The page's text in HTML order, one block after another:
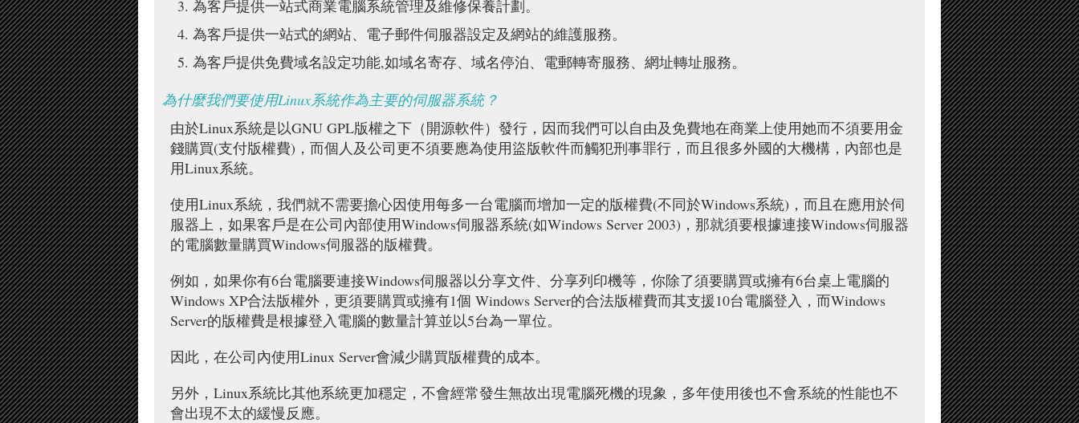
為客戶提供一站式商業電腦系統管理及維修保養計劃。
為客戶提供一站式的網站、電子郵件伺服器設定及網站的維護服務。
為客戶提供免費域名設定功能,如域名寄存、域名停泊、電郵轉寄服務、網址轉址服務。
為什麼我們要使用Linux系統作為主要的伺服器系統？
由於Linux系統是以GNU GPL版權之下（開源軟件）發行，因而我們可以自由及免費地在商業上使用她而不須要用金
錢購買(支付版權費)，而個人及公司更不須要應為使用盜版軟件而觸犯刑事罪行，而且很多外國的大機構，內部也是
用Linux系統。
使用Linux系統，我們就不需要擔心因使用每多一台電腦而增加一定的版權費(不同於Windows系統)，而且在應用於伺
服器上，如果客戶是在公司內部使用Windows伺服器系統(如Windows Server 2003)，那就須要根據連接Windows伺服器
的電腦數量購買Windows伺服器的版權費。
例如，如果你有6台電腦要連接Windows伺服器以分享文件、分享列印機等，你除了須要購買或擁有6台桌上電腦的
Windows XP合法版權外，更須要購買或擁有1個 Windows Server的合法版權費而其支援10台電腦登入，而Windows
Server的版權費是根據登入電腦的數量計算並以5台為一單位。
因此，在公司內使用Linux Server會減少購買版權費的成本。
另外，Linux系統比其他系統更加穩定，不會經常發生無故出現電腦死機的現象，多年使用後也不會系統的性能也不
會出現不太的緩慢反應。